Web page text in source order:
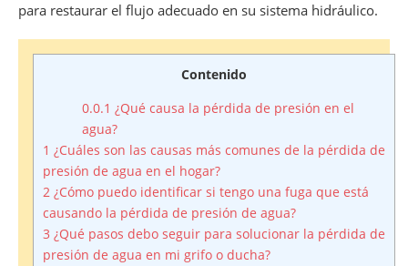
para restaurar el flujo adecuado en su sistema hidráulico.
Contenido
0.0.1 ¿Qué causa la pérdida de presión en el
agua?
1 ¿Cuáles son las causas más comunes de la pérdida de
presión de agua en el hogar?
2 ¿Cómo puedo identificar si tengo una fuga que está
causando la pérdida de presión de agua?
3 ¿Qué pasos debo seguir para solucionar la pérdida de
presión de agua en mi grifo o ducha?